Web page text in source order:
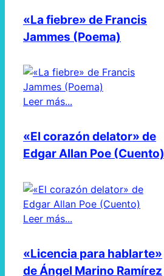
«La fiebre» de Francis
Jammes (Poema)
Leer más...
«El corazón delator» de
Edgar Allan Poe (Cuento)
Leer más...
«Licencia para hablarte»
de Ángel Marino Ramírez